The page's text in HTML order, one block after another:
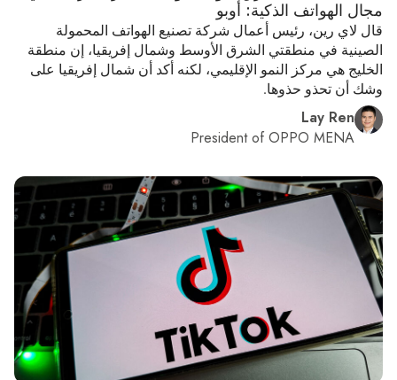
مجال الهواتف الذكية: أوبو
قال لاي رين، رئيس أعمال شركة تصنيع الهواتف المحمولة
الصينية في منطقتي الشرق الأوسط وشمال إفريقيا، إن منطقة
الخليج هي مركز النمو الإقليمي، لكنه أكد أن شمال إفريقيا على
وشك أن تحذو حذوها.
Lay Ren
President of OPPO MENA